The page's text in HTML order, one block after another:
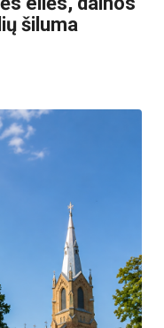
šiluma